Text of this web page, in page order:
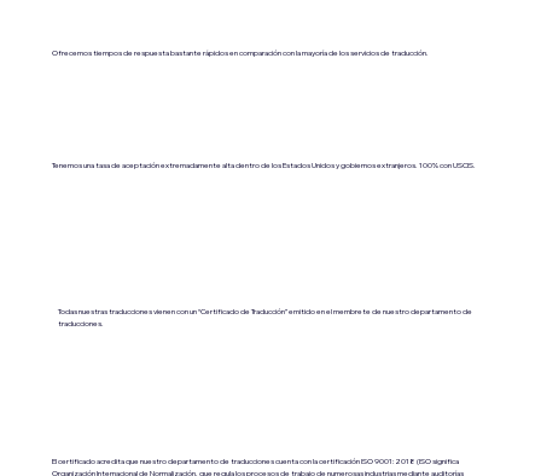
Ofrecemos tiempos de respuesta bastante rápidos en comparación con la mayoría de los servicios de traducción.
Tenemos una tasa de aceptación extremadamente alta dentro de los Estados Unidos y gobiernos extranjeros. 100% con USCIS.
Todas nuestras traducciones vienen con un “Certificado de Traducción” emitido en el membrete de nuestro departamento de
traducciones.
El certificado acredita que nuestro departamento de traducciones cuenta con la certificación ISO 9001:2018 (ISO significa
Organización Internacional de Normalización, que regula los procesos de trabajo de numerosas industrias mediante auditorías